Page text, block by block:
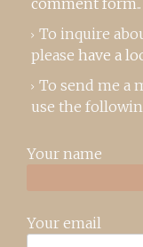
To inquire
please have a
To send me a
use the
Your name
Your email